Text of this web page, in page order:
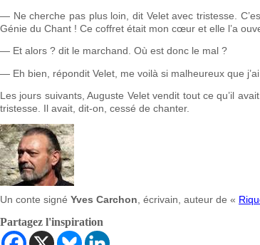
— Ne cherche pas plus loin, dit Velet avec tristesse.
Génie du Chant ! Ce coffret était mon cœur et elle l’a
— Et alors ? dit le marchand. Où est donc le mal ?
— Eh bien, répondit Velet, me voilà si malheureux que
Les jours suivants, Auguste Velet vendit tout ce qu’il
tristesse. Il avait, dit-on, cessé de chanter.
Un conte signé Yves Carchon , écrivain, auteur de «
Partagez l'inspiration